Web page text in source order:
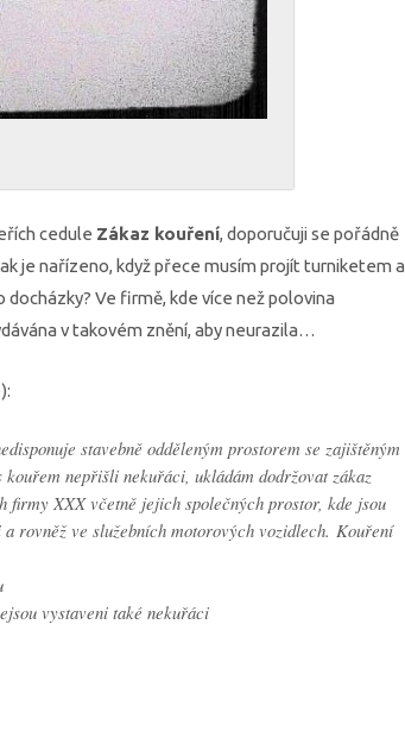
cedule Zákaz kouření, doporučuji se pořádně
je nařízeno, když přece musím projít turniketem a
Ve firmě, kde více než polovina
v takovém znění, aby neurazila…
stavebně odděleným prostorem se zajištěným
nepřišli nekuřáci, ukládám dodržovat zákaz
firmy XXX včetně jejich společných prostor, kde jsou
rovněž ve služebních motorových vozidlech. Kouření
vystaveni také nekuřáci